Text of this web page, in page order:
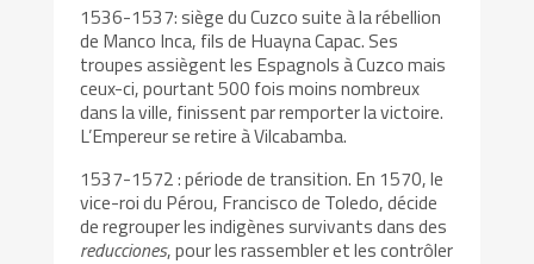
1536-1537: siège du Cuzco suite à la rébellion
de Manco Inca, fils de Huayna Capac. Ses
troupes assiègent les Espagnols à Cuzco mais
ceux-ci, pourtant 500 fois moins nombreux
dans la ville, finissent par remporter la victoire.
L’Empereur se retire à Vilcabamba.
1537-1572 : période de transition. En 1570, le
vice-roi du Pérou, Francisco de Toledo, décide
de regrouper les indigènes survivants dans des
reducciones, pour les rassembler et les contrôler